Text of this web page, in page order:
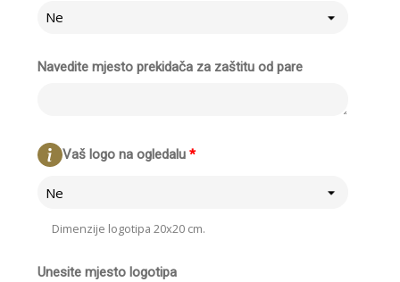
Ne
Navedite mjesto prekidača za zaštitu od pare
*
Vaš logo na ogledalu
Ne
Dimenzije logotipa 20x20 cm.
Unesite mjesto logotipa